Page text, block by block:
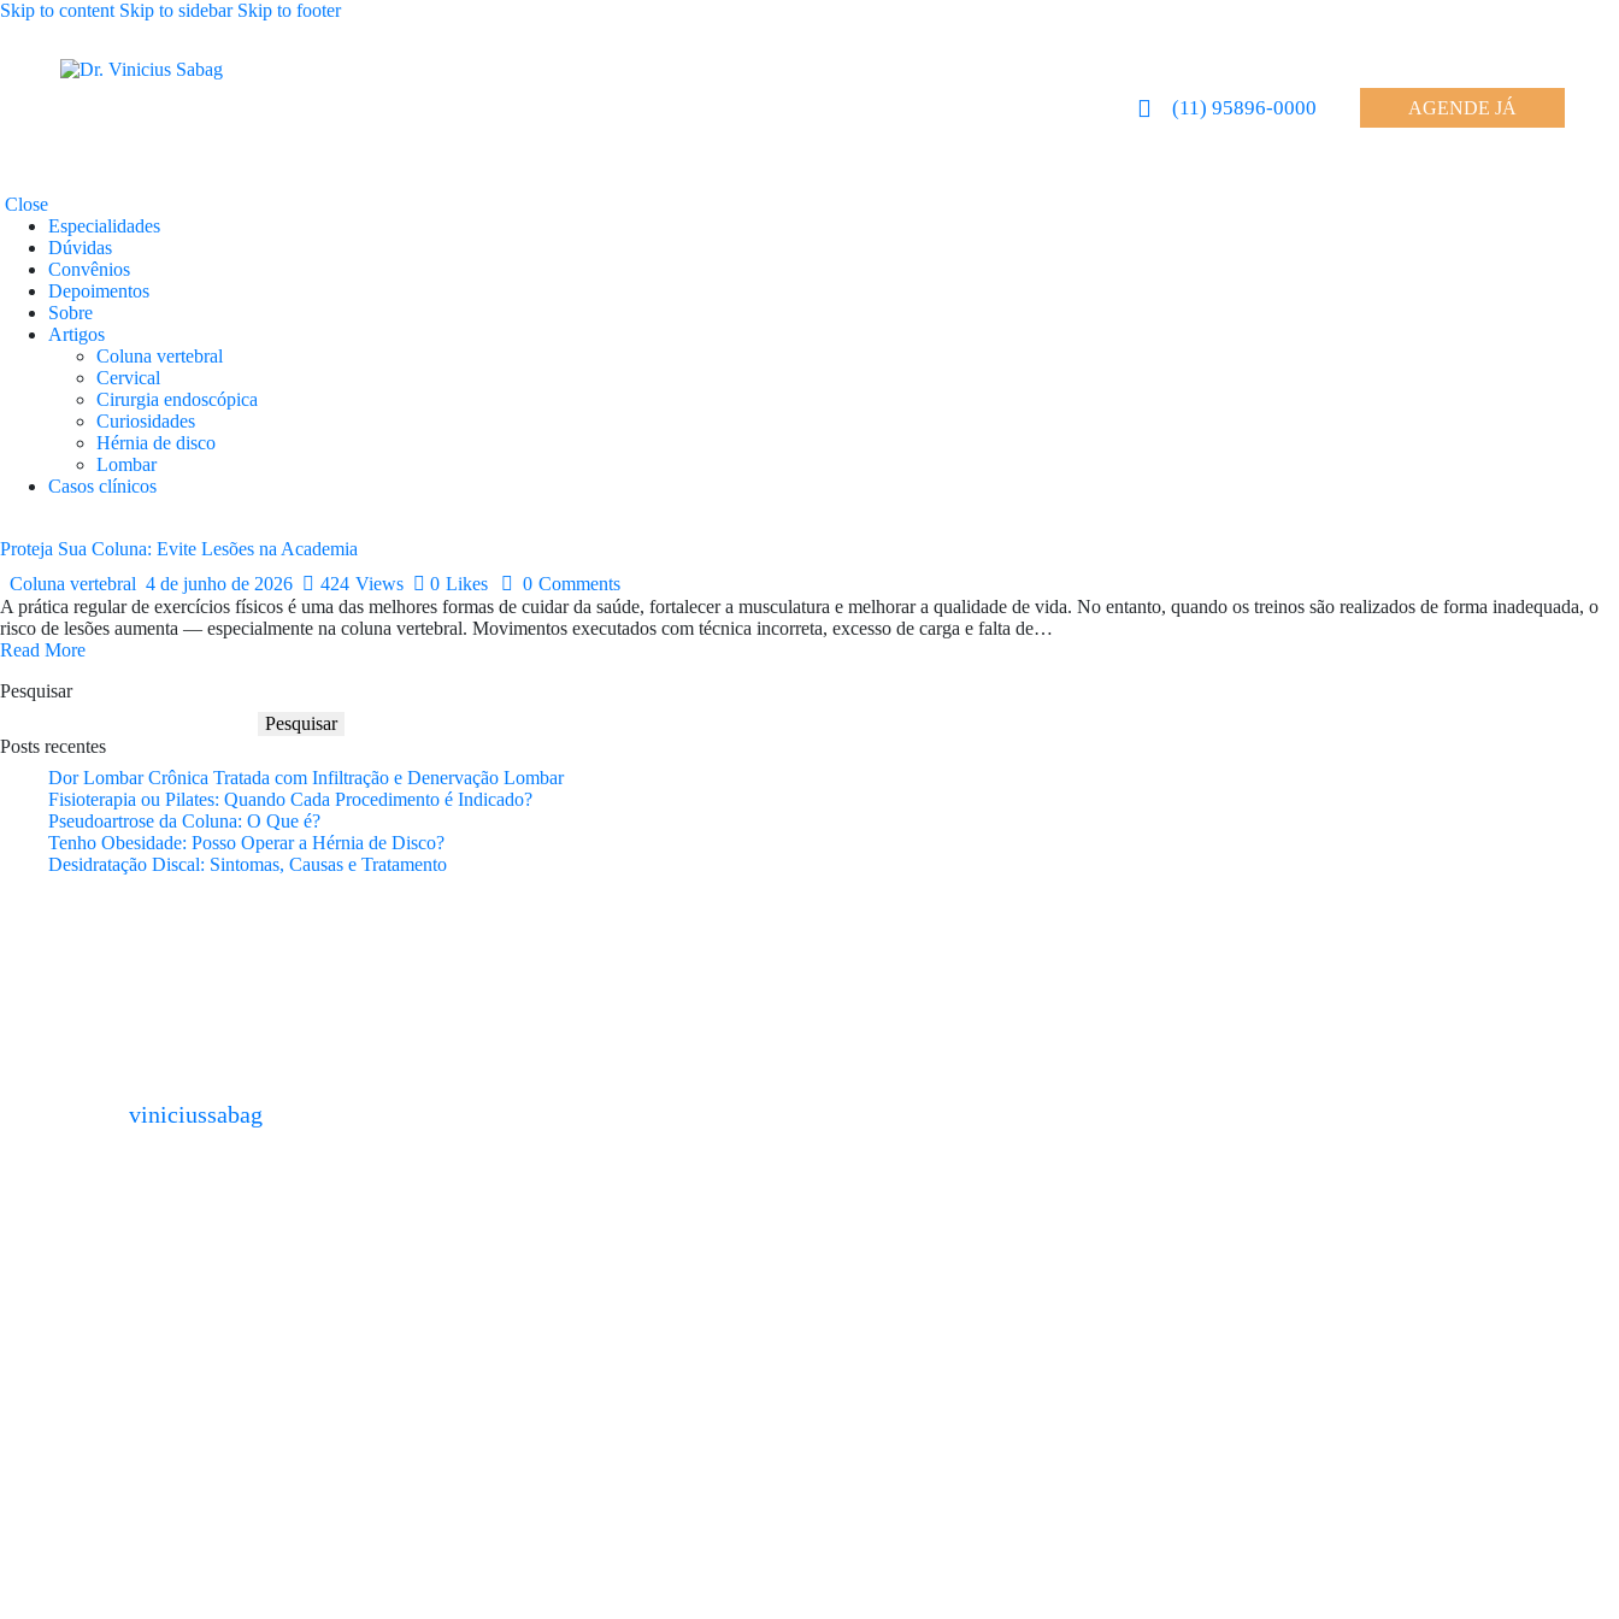
Skip to content Skip to sidebar Skip to footer
(11) 95896-0000 AGENDE JÁ
Close
Especialidades
Dúvidas
Convênios
Depoimentos
Sobre
Artigos
Coluna vertebral
Cervical
Cirurgia endoscópica
Curiosidades
Hérnia de disco
Lombar
Casos clínicos
Proteja Sua Coluna: Evite Lesões na Academia
Coluna vertebral 4 de junho de 2026 424 Views 0 Likes 0 Comments
A prática regular de exercícios físicos é uma das melhores formas de cuidar da saúde, fortalecer a musculatura e melhorar a qualidade de vida. No entanto, quando os treinos são realizados de forma inadequada, o
risco de lesões aumenta — especialmente na coluna vertebral. Movimentos executados com técnica incorreta, excesso de carga e falta de…
Read More
Pesquisar
Pesquisar
Posts recentes
Dor Lombar Crônica Tratada com Infiltração e Denervação Lombar
Fisioterapia ou Pilates: Quando Cada Procedimento é Indicado?
Pseudoartrose da Coluna: O Que é?
Tenho Obesidade: Posso Operar a Hérnia de Disco?
Desidratação Discal: Sintomas, Causas e Tratamento
viniciussabag